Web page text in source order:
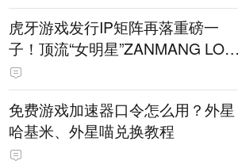
虎牙游戏发行IP矩阵再落重磅一
子！顶流“女明星”ZANMANG LOO
PY 正版3D消除手游《消消奇遇》
惊喜曝光
免费游戏加速器口令怎么用？外星
哈基米、外星喵兑换教程